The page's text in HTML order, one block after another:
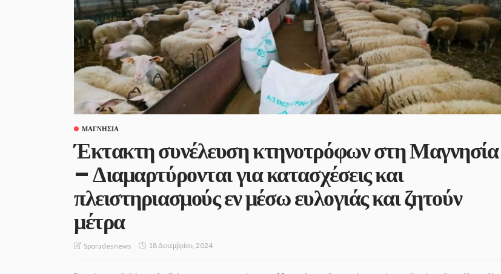
ΜΑΓΝΗΣΊΑ
Έκτακτη συνέλευση κτηνοτρόφων στη Μαγνησία
– Διαμαρτύρονται για κατασχέσεις και
πλειστηριασμούς εν μέσω ευλογιάς και ζητούν
μέτρα
Sporadesnews 18 Δεκεμβρίου, 2024